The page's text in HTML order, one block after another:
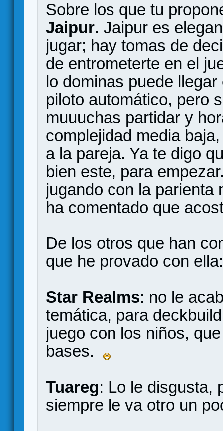
Sobre los que tu
Jaipur. Jaipur es
jugar; hay tomas de
de entrometerte en el
lo dominas puede
piloto automático, pero
muuuchas partidar y
complejidad media
a la pareja. Ya te digo
bien este, para
jugando con la parienta
ha comentado que
De los otros que han
que he provado con ella:
Star Realms: no le
temática, para
juego con los niños,
bases.
Tuareg: Lo le disgusta,
siempre le va otro un